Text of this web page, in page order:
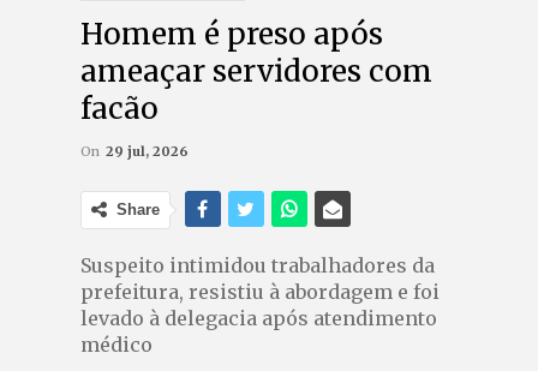
Homem é preso após
ameaçar servidores com
facão
On 29 jul, 2026
Share
Suspeito intimidou trabalhadores da
prefeitura, resistiu à abordagem e foi
levado à delegacia após atendimento
médico